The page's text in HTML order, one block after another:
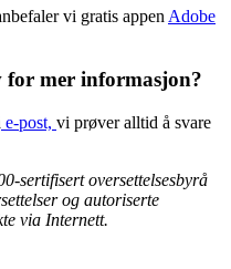
vi gratis appen Adobe
for mer informasjon?
e-post, vi prøver alltid å svare
sertifisert oversettelsesbyrå
og autoriserte
via Internett.